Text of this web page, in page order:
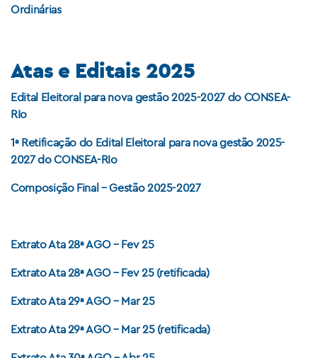
Ordinárias
Atas e Editais 2025
Edital Eleitoral para nova gestão 2025-2027 do CONSEA-
RIo
1ª Retificação do Edital Eleitoral para nova gestão 2025-
2027 do CONSEA-RIo
Composição Final – Gestão 2025-2027
Extrato Ata 28ª AGO – Fev 25
Extrato Ata 28ª AGO – Fev 25 (retificada)
Extrato Ata 29ª AGO – Mar 25
Extrato Ata 29ª AGO – Mar 25 (retificada)